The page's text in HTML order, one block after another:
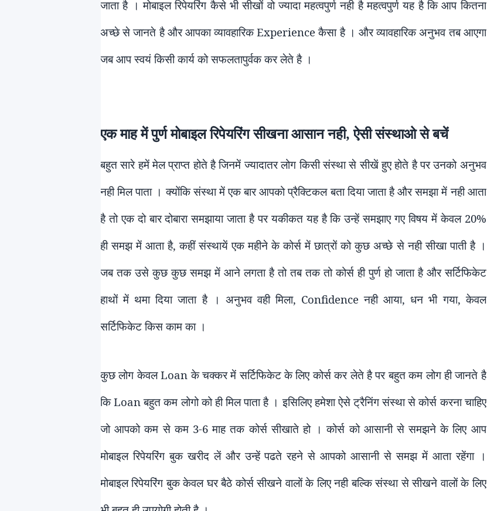
जाता है । मोबाइल रिपेयरिंग कैसे भी सीखों वो ज्यादा महत्वपुर्ण नही है महत्वपुर्ण यह है कि आप कितना
अच्छे से जानते है और आपका व्यावहारिकExperienceकैसा है । और व्यावहारिक अनुभव तब आएगा
जब आप स्वयं किसी कार्य को सफलतापुर्वक कर लेते है ।
एक माह में पुर्ण मोबाइल रिपेयरिंग सीखना आसान नही, ऐसी संस्थाओ से बचें
बहुत सारे हमें मेल प्राप्त होते है जिनमें ज्यादातर लोग किसी संस्था से सीखें हुए होते है पर उनको अनुभव
नही मिल पाता । क्योंकि संस्था में एक बार आपको प्रैक्टिकल बता दिया जाता है और समझा में नही आता
है तो एक दो बार दोबारा समझाया जाता है पर यकीकत यह है कि उन्हें समझाए गए विषय में केवल 20%
ही समझ में आता है, कहीं संस्थायें एक महीने के कोर्स में छात्रों को कुछ अच्छे से नही सीखा पाती है ।
जब तक उसे कुछ कुछ समझ में आने लगता है तो तब तक तो कोर्स ही पुर्ण हो जाता है और सर्टिफिकेट
हाथों में थमा दिया जाता है । अनुभव वही मिला, Confidenceनही आया, धन भी गया, केवल
सर्टिफिकेटकिस काम का।
कुछ लोग केवलLoanके चक्कर में सर्टिफिकेट के लिए कोर्स कर लेते है पर बहुतकम लोग ही जानते है
किLoanबहुत कम लोगो को ही मिल पाता है । इसिलिए हमेशा ऐसे ट्रैनिंग संस्था से कोर्स करना चाहिए
जो आपको कम से कम 3-6 माह तक कोर्स सीखाते हो । कोर्स को आसानी से समझने के लिए आप
मोबाइल रिपेयरिंग बुक खरीद लें और उन्हें पढते रहने से आपको आसानी से समझ में आता रहेंगा ।
मोबाइल रिपेयरिंग बुक केवल घर बैठे कोर्स सीखने वालों के लिए नही बल्कि संस्था से सीखने वालों के लिए